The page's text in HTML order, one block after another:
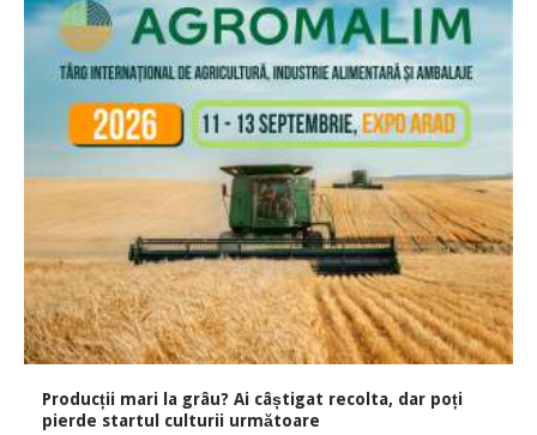
Producții mari la grâu? Ai câștigat recolta, dar poți
pierde startul culturii următoare